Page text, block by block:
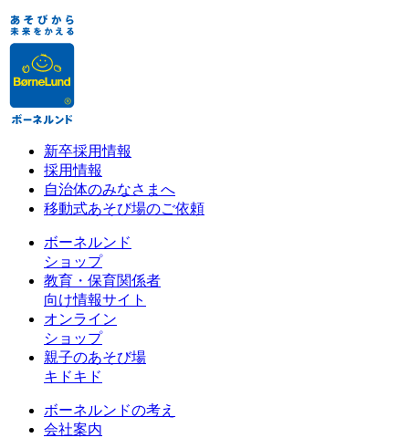
新卒採用情報
採用情報
自治体のみなさまへ
移動式あそび場のご依頼
ボーネルンド
ショップ
教育・保育関係者
向け情報サイト
オンライン
ショップ
親子のあそび場
キドキド
ボーネルンドの考え
会社案内